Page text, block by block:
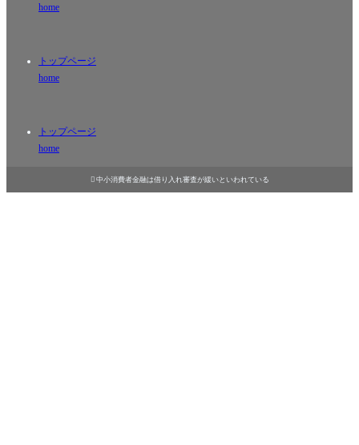
home
トップページ
home
トップページ
home
 中小消費者金融は借り入れ審査が緩いといわれている